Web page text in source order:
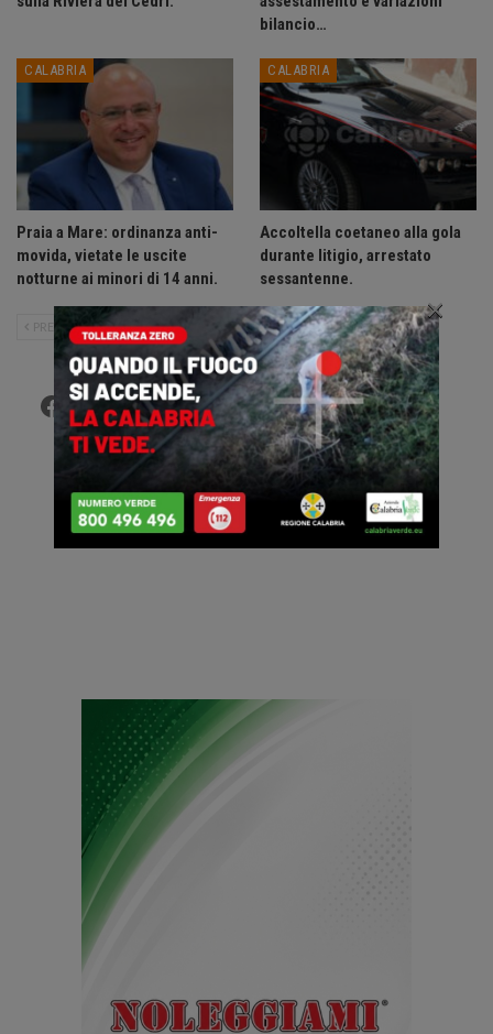
bilancio…
CALABRIA
Praia a Mare: ordinanza anti-
movida, vietate le uscite
notturne ai minori di 14 anni.
CALABRIA
Accoltella coetaneo alla gola
durante litigio, arrestato
sessantenne.
PRECEDENTE SUCCESSIVO
Facebook
Twitter
×